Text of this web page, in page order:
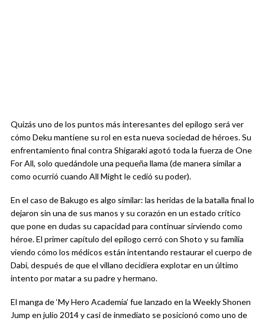
Quizás uno de los puntos más interesantes del epilogo será ver
cómo Deku mantiene su rol en esta nueva sociedad de héroes. Su
enfrentamiento final contra Shigaraki agotó toda la fuerza de One
For All, solo quedándole una pequeña llama (de manera similar a
como ocurrió cuando All Might le cedió su poder).
En el caso de Bakugo es algo similar: las heridas de la batalla final lo
dejaron sin una de sus manos y su corazón en un estado crítico
que pone en dudas su capacidad para continuar sirviendo como
héroe. El primer capítulo del epilogo cerró con Shoto y su familia
viendo cómo los médicos están intentando restaurar el cuerpo de
Dabi, después de que el villano decidiera explotar en un último
intento por matar a su padre y hermano.
El manga de ‘My Hero Academia’ fue lanzado en la Weekly Shonen
Jump en julio 2014 y casi de inmediato se posicionó como uno de